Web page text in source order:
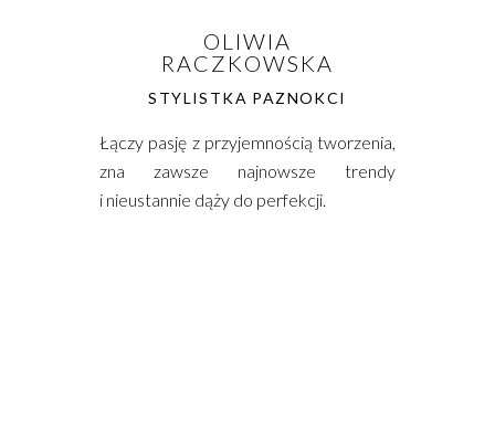
OLIWIA
RACZKOWSKA
STYLISTKA PAZNOKCI
Łączy pasję z przyjemnością tworzenia,
zna zawsze najnowsze trendy
i nieustannie dąży do perfekcji.